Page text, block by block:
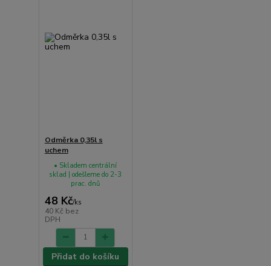
Odměrka 0,35l s
uchem
48 Kč/ks
40 Kč bez
DPH
• Skladem centrální
sklad | odešleme do 2-3
prac. dnů
Přidat do košíku